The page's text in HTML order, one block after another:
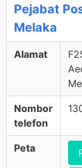
Pejabat
Melaka
Alamat
Nombor
telefon
Peta